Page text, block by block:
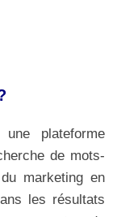
plateforme
de mots-
marketing en
les résultats